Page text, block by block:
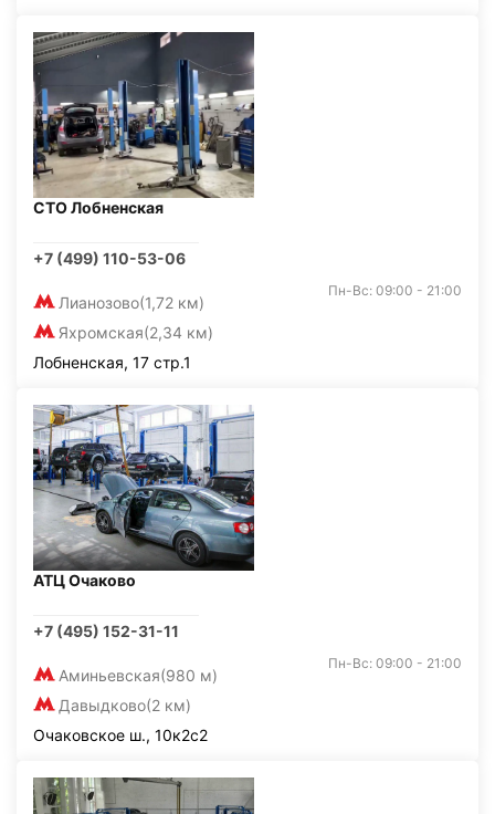
СТО Лобненская
+7 (499) 110-53-06
Лианозово(1,72 км)
Яхромская(2,34 км)
Пн-Вс: 09:00 - 21:00
Лобненская, 17 стр.1
АТЦ Очаково
+7 (495) 152-31-11
Аминьевская(980 м)
Давыдково(2 км)
Пн-Вс: 09:00 - 21:00
Очаковское ш., 10к2с2